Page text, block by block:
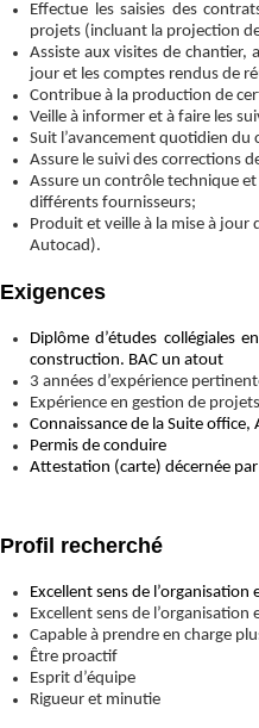
Effectue les saisies des
projets (incluant la projection
Assiste aux visites de chantier,
jour et les comptes rendus de
Contribue à la production de
Veille à informer et à faire les
Suit l’avancement quotidien du
Assure le suivi des corrections
Assure un contrôle technique
différents fournisseurs;
Produit et veille à la mise à
Autocad).
Exigences
Diplôme d’études collégiales
construction. BAC un atout
3 années d’expérience
Expérience en gestion de
Connaissance de la Suite
Permis de conduire
Attestation (carte) décernée
Profil recherché
Excellent sens de
Excellent sens de
Capable à prendre en charge
Être proactif
Esprit d’équipe
Rigueur et minutie